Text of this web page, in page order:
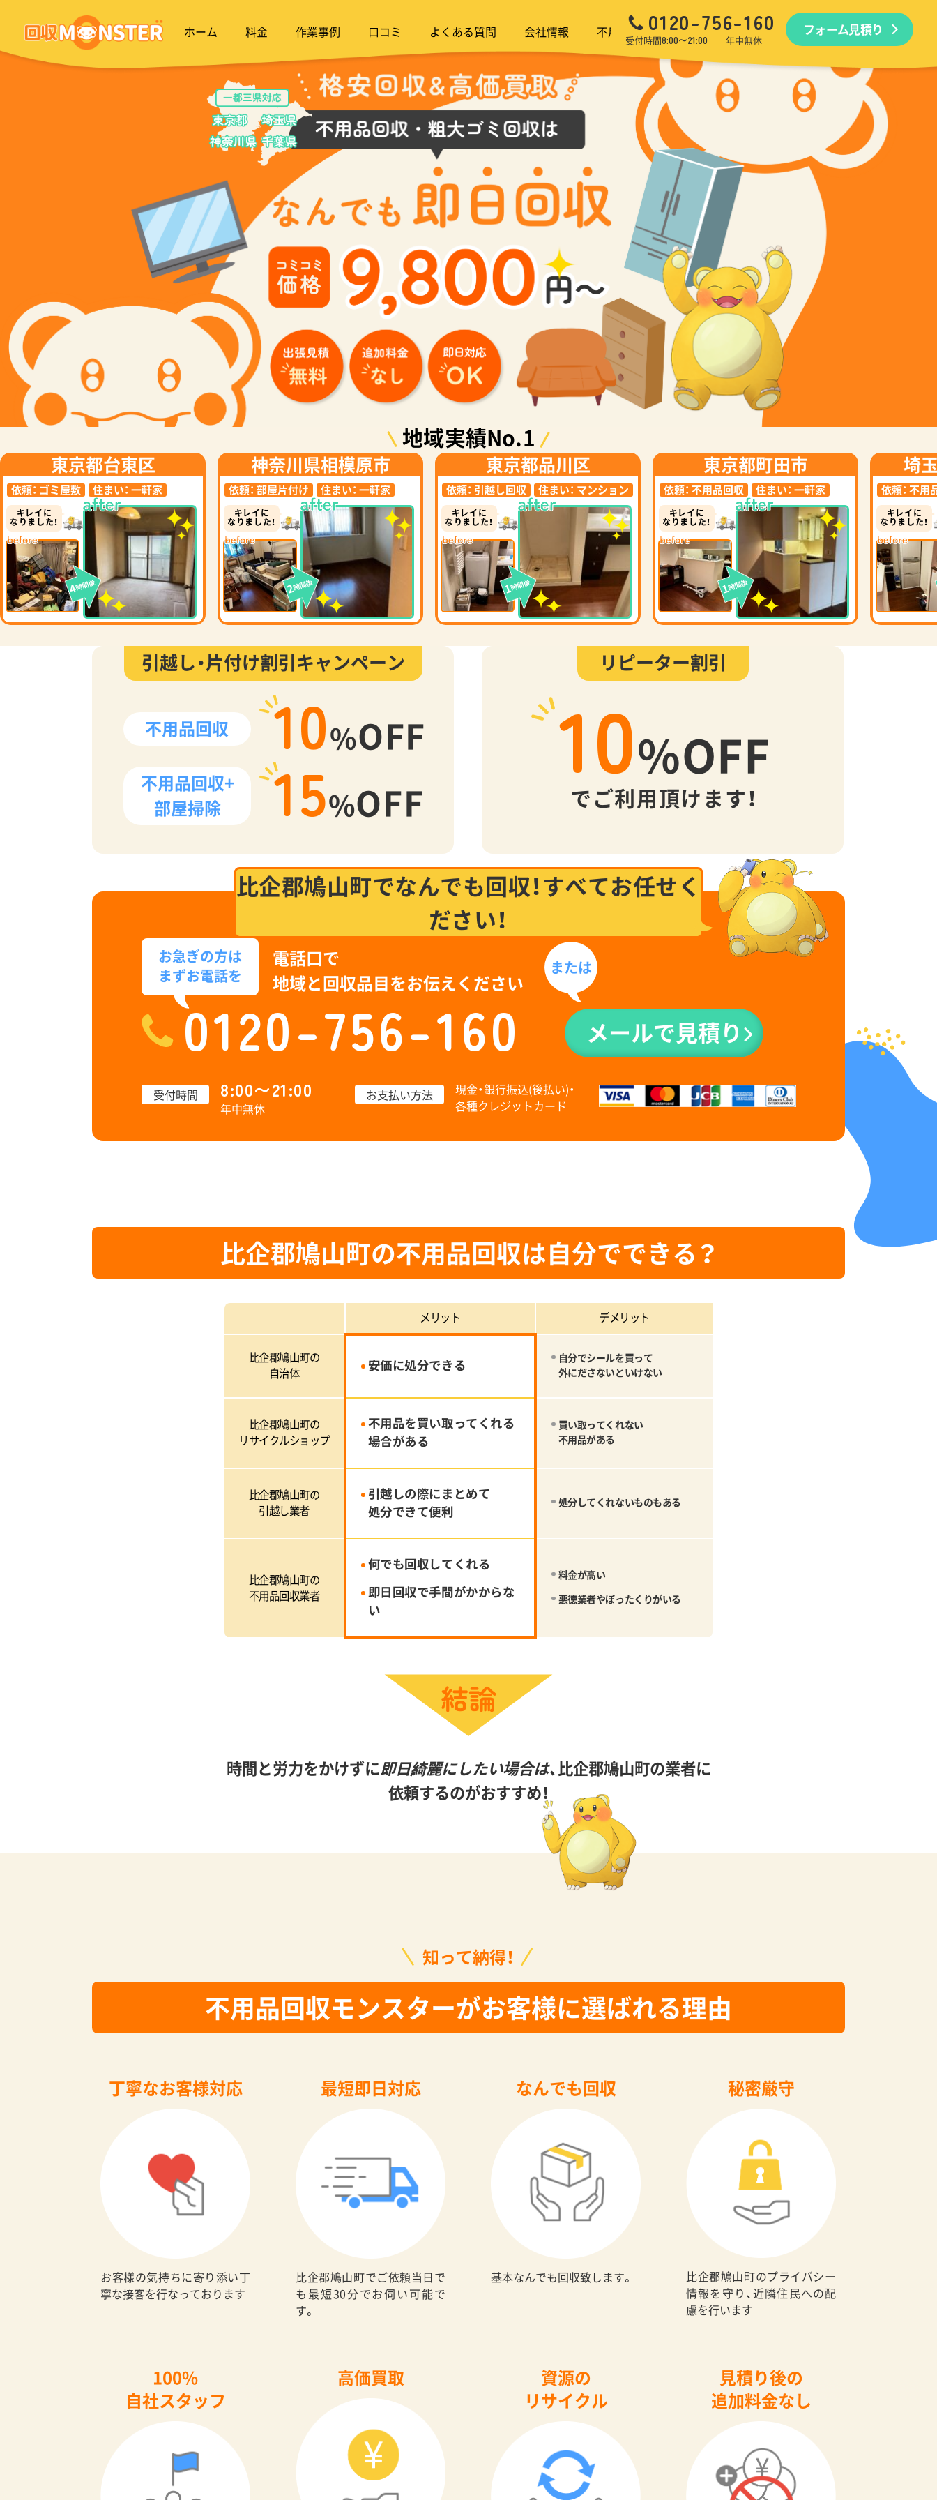
ホーム 料金 作業事例 口コミ よくある質問 会社情報 不用品回収 生前・遺品整理 引越しゴミ回収 ゴミ屋敷
0120-756-160
受付時間8:00〜21:00 年中無休
フォーム見積り
地域実績No.1
東京都台東区
依頼： ゴミ屋敷 住まい： 一軒家
キレイに
なりました！
4時間後
神奈川県相模原市
依頼： 部屋片付け 住まい： 一軒家
キレイに
なりました！
2時間後
東京都品川区
依頼： 引越し回収 住まい： マンション
キレイに
なりました！
1時間後
東京都町田市
依頼： 不用品回収 住まい： 一軒家
キレイに
なりました！
1時間後
埼
依頼： 不用
キレイに
なりました！
引越し・片付け割引キャンペーン
不用品回収 10%OFF
不用品回収+
部屋掃除
15%OFF
リピーター割引
10%OFF
でご利用頂けます！
比企郡鳩山町でなんでも回収！すべてお任せく
ださい！
お急ぎの方は
まずお電話を
電話口で
地域と回収品目をお伝えください
0120-756-160
または
メールで見積り
受付時間 8:00〜21:00
年中無休
お支払い方法
現金・銀行振込(後払い)・
各種クレジットカード
比企郡鳩山町の不用品回収は自分でできる？
メリット デメリット
比企郡鳩山町の
自治体
安価に処分できる
自分でシールを買って
外にださないといけない
比企郡鳩山町の
リサイクルショップ
不用品を買い取ってくれる
場合がある
買い取ってくれない
不用品がある
比企郡鳩山町の
引越し業者
引越しの際にまとめて
処分できて便利
処分してくれないものもある
比企郡鳩山町の
不用品回収業者
何でも回収してくれる
即日回収で手間がかからな
い
料金が高い
悪徳業者やぼったくりがいる
時間と労力をかけずに即日綺麗にしたい場合は、比企郡鳩山町の業者に
依頼するのがおすすめ！
知って納得！
不用品回収モンスターがお客様に選ばれる理由
丁寧なお客様対応
お客様の気持ちに寄り添い丁
寧な接客を行なっております
最短即日対応
比企郡鳩山町でご依頼当日で
も最短30分でお伺い可能で
す。
なんでも回収
基本なんでも回収致します。
秘密厳守
比企郡鳩山町のプライバシー
情報を守り、近隣住民への配
慮を行います
100%
自社スタッフ
高価買取
資源の
リサイクル
見積り後の
追加料金なし